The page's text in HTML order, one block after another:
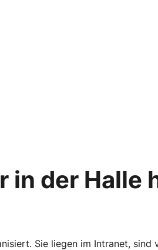
in der Halle
Sie liegen im Intranet, sind